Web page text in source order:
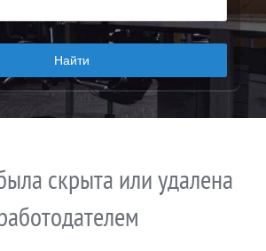
скрыта или удалена